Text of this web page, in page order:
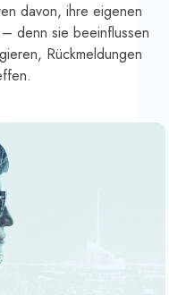
davon, ihre eigenen
denn sie beeinflussen
Rückmeldungen